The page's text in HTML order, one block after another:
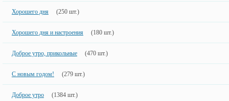
Хорошего дня (250 шт.)
Хорошего дня и настроения (180 шт.)
Доброе утро, прикольные (470 шт.)
С новым годом! (279 шт.)
Доброе утро (1384 шт.)